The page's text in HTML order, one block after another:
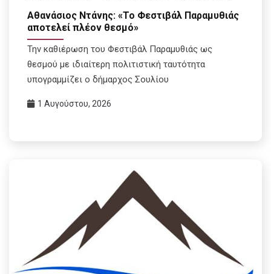
Αθανάσιος Ντάνης: «Το Φεστιβάλ Παραμυθιάς
αποτελεί πλέον θεσμό»
Την καθιέρωση του Φεστιβάλ Παραμυθιάς ως
θεσμού με ιδιαίτερη πολιτιστική ταυτότητα
υπογραμμίζει ο δήμαρχος Σουλίου
1 Αυγούστου, 2026